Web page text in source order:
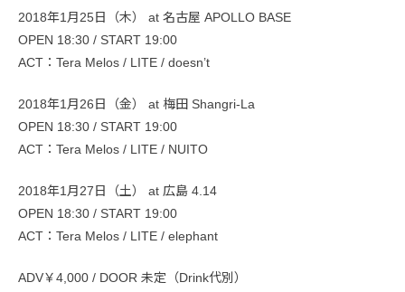
2018年1月25日（木） at 名古屋 APOLLO BASE
OPEN 18:30 / START 19:00
ACT：Tera Melos / LITE / doesn’t
2018年1月26日（金） at 梅田 Shangri-La
OPEN 18:30 / START 19:00
ACT：Tera Melos / LITE / NUITO
2018年1月27日（土） at 広島 4.14
OPEN 18:30 / START 19:00
ACT：Tera Melos / LITE / elephant
ADV￥4,000 / DOOR 未定（Drink代別）